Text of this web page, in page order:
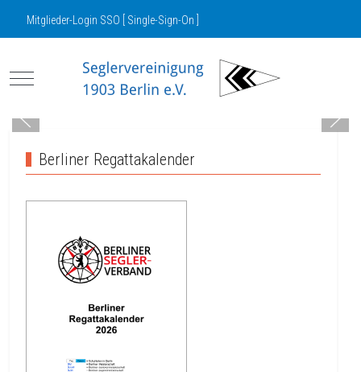
Mitglieder-Login SSO [ Single-Sign-On ]
Mobile Menu Toggle
Berliner Regattakalender